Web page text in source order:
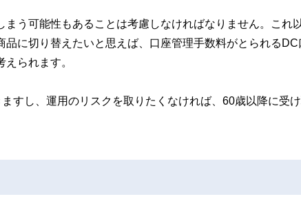
う可能性もあることは考慮しなければなりません。これ
に切り替えたいと思えば、口座管理手数料がとられるDC
られます。
すし、運用のリスクを取りたくなければ、60歳以降に受